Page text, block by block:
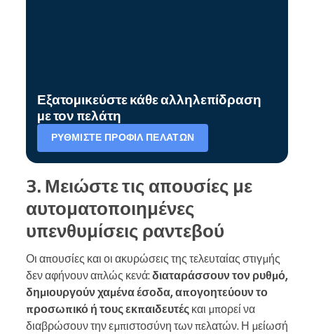
Εξατομικεύστε κάθε αλληλεπίδραση
με τον πελάτη
ΡΥΘΜΊΣΤΕ ΠΡΟΦΊΛ ΠΕΛΑΤΏΝ
3. Μειώστε τις απουσίες με
αυτοματοποιημένες
υπενθυμίσεις ραντεβού
Οι απουσίες και οι ακυρώσεις της τελευταίας στιγμής
δεν αφήνουν απλώς κενά: διαταράσσουν τον ρυθμό,
δημιουργούν χαμένα έσοδα, απογοητεύουν το
προσωπικό ή τους εκπαιδευτές και μπορεί να
διαβρώσουν την εμπιστοσύνη των πελατών. Η μείωσή